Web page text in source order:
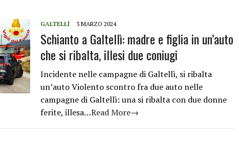
GALTELLÌ 3 MARZO 2024
Schianto a Galtellì: madre e figlia in un’auto
che si ribalta, illesi due coniugi
Incidente nelle campagne di Galtellì, si ribalta
un’auto Violento scontro fra due auto nelle
campagne di Galtellì: una si ribalta con due donne
ferite, illesa…Read More→